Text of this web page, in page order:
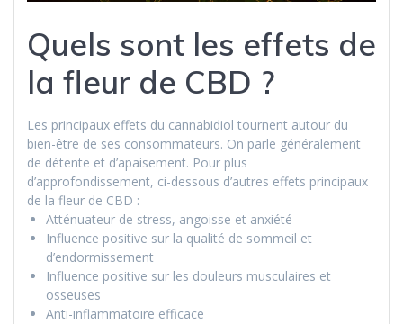
Quels sont les effets de
la fleur de CBD ?
Les principaux effets du cannabidiol tournent autour du
bien-être de ses consommateurs. On parle généralement
de détente et d’apaisement. Pour plus
d’approfondissement, ci-dessous d’autres effets principaux
de la fleur de CBD :
Atténuateur de stress, angoisse et anxiété
Influence positive sur la qualité de sommeil et
d’endormissement
Influence positive sur les douleurs musculaires et
osseuses
Anti-inflammatoire efficace